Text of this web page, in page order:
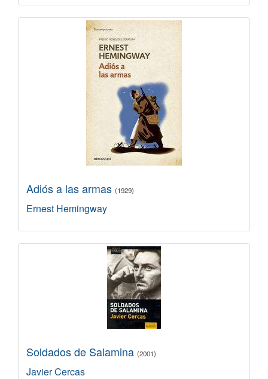
Adiós a las armas (1929)
Ernest Hemingway
Soldados de Salamina (2001)
Javier Cercas